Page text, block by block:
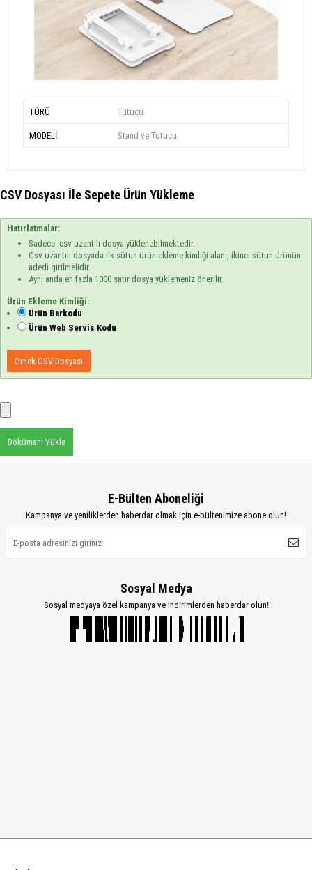
TÜRÜ Tutucu
MODELİ Stand ve Tutucu
CSV Dosyası İle Sepete Ürün Yükleme
Hatırlatmalar:
Sadece .csv uzantılı dosya yüklenebilmektedir.
Csv uzantılı dosyada ilk sütun ürün ekleme kimliği alanı, ikinci sütun ürünün
adedi girilmelidir.
Aynı anda en fazla 1000 satır dosya yüklemeniz önerilir.
Ürün Ekleme Kimliği:
Ürün Barkodu
Ürün Web Servis Kodu
Örnek CSV Dosyası
Dökümanı Yükle
E-Bülten Aboneliği
Kampanya ve yeniliklerden haberdar olmak için e-bültenimize abone olun!
Sosyal Medya
Sosyal medyaya özel kampanya ve indirimlerden haberdar olun!